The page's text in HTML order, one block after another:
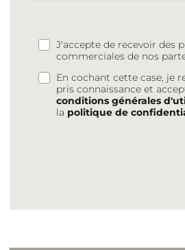
J'accepte de recevoir des
commerciales de nos
En cochant cette case, je
pris connaissance et
conditions générales
la politique de